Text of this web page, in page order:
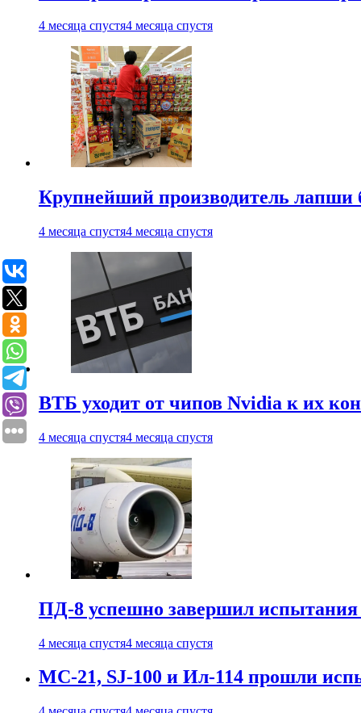
4 месяца спустя4 месяца спустя
Крупнейший производитель лапши
4 месяца спустя4 месяца спустя
ВТБ уходит от чипов Nvidia к их
4 месяца спустя4 месяца спустя
ПД-8 успешно завершил испытания
4 месяца спустя4 месяца спустя
МС-21, SJ-100 и Ил-114 прошли